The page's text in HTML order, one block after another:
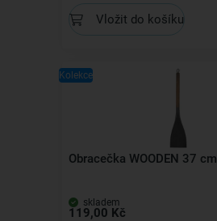
Vložit do košíku
Kolekce
Obracečka WOODEN 37 cm
skladem
119,00 Kč